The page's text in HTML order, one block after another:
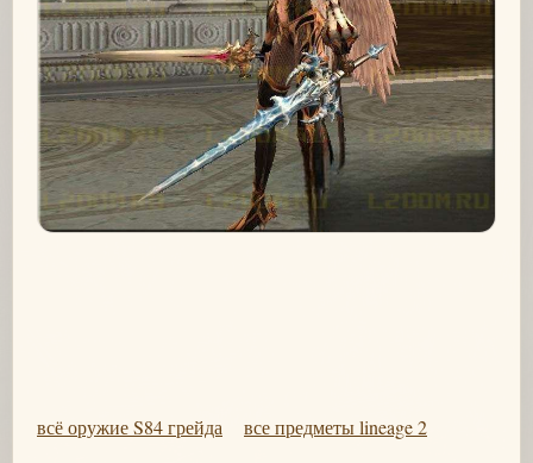
всё оружие S84 грейда все предметы lineage 2